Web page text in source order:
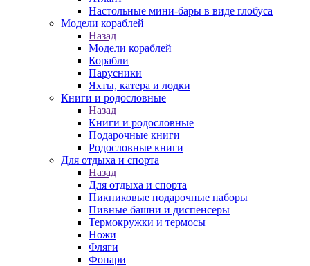
Настольные мини-бары в виде глобуса
Модели кораблей
Назад
Модели кораблей
Корабли
Парусники
Яхты, катера и лодки
Книги и родословные
Назад
Книги и родословные
Подарочные книги
Родословные книги
Для отдыха и спорта
Назад
Для отдыха и спорта
Пикниковые подарочные наборы
Пивные башни и диспенсеры
Термокружки и термосы
Ножи
Фляги
Фонари